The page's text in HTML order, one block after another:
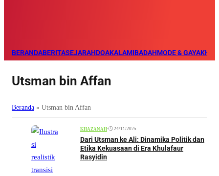
BERANDABERITASEJARAHDOAKALAMIBADAHMODE & GAYA
Utsman bin Affan
Beranda » Utsman bin Affan
KHAZANAH• 24/11/2025
Dari Utsman ke Ali: Dinamika Politik dan
Etika Kekuasaan di Era Khulafaur
Rasyidin